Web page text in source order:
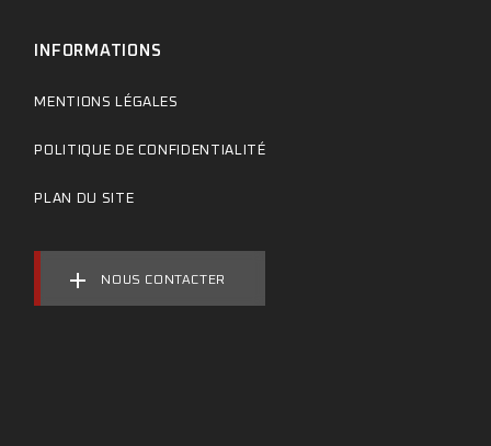
INFORMATIONS
MENTIONS LÉGALES
POLITIQUE DE CONFIDENTIALITÉ
PLAN DU SITE
NOUS CONTACTER